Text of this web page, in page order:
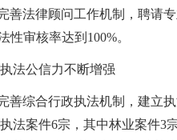
善法律顾问工作机制，聘请
性审核率达到100%。
公信力不断增强
善综合行政执法机制，建立
法案件6宗，其中林业案件3